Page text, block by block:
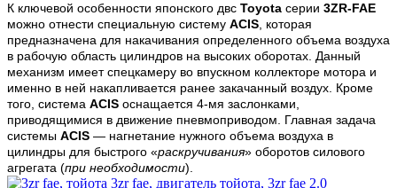
К ключевой особенности японского двс Toyota серии 3ZR-FAE
можно отнести специальную систему ACIS , которая
предназначена для накачивания определенного объема воздуха
в рабочую область цилиндров на высоких оборотах. Данный
механизм имеет спецкамеру во впускном коллекторе мотора и
именно в ней накапливается ранее закачанный воздух. Кроме
того, система ACIS оснащается 4-мя заслонками,
приводящимися в движение пневмоприводом. Главная задача
системы ACIS — нагнетание нужного объема воздуха в
цилиндры для быстрого «раскручивания» оборотов силового
агрегата (при необходимости).